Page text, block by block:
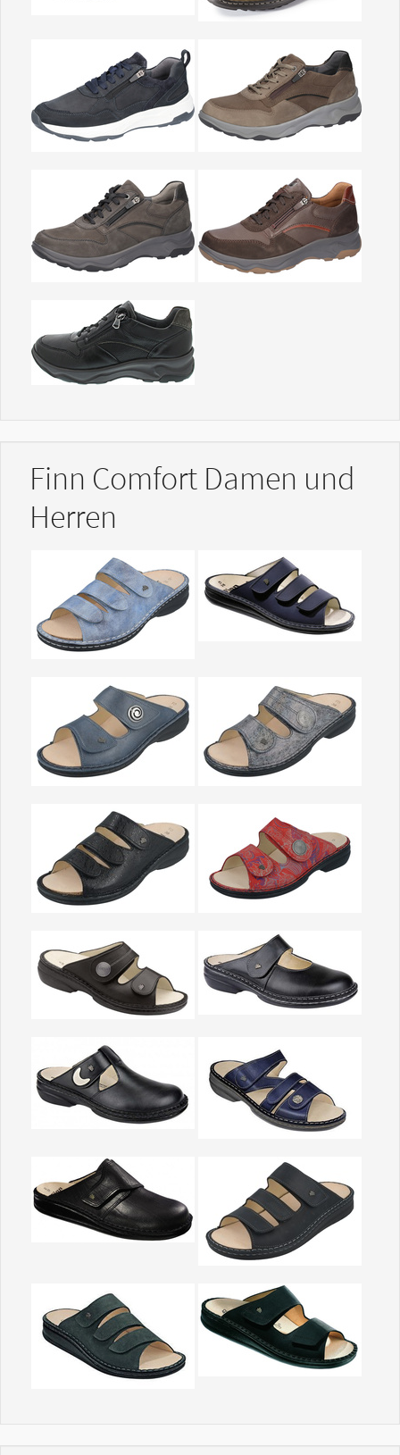
Show larger version
Show larger version Show larger version
Show larger version
Finn Comfort Damen und
Herren
Show larger version Show larger version
Show larger version Show larger version
Show larger version Show larger version
Show larger version Show larger version
Show larger version Show larger version
Show larger version Show larger version
Show larger version Show larger version